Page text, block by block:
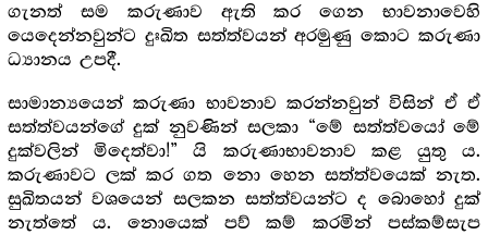
ගැනත් සම කරුණාව ඇති කර ගෙන භාවනාවෙහි
යෙදෙන්නවුන්ට දුඃඛිත සත්ත්වයන් අරමුණු කොට කරුණා
ධ්‍යානය උපදී.
සාමාන්‍යයෙන් කරුණා භාවනාව කරන්නවුන් විසින් ඒ ඒ
සත්ත්වයන්ගේ දුක් නුවණින් සලකා “මේ සත්ත්වයෝ මේ
දුක්වලින් මිදෙත්වා!” යි කරුණාභාවනාව කළ යුතු ය.
කරුණාවට ලක් කර ගත නො හෙන සත්ත්වයෙක් නැත.
සුඛිතයන් වශයෙන් සලකන සත්ත්වයන්ට ද බොහෝ දුක්
නැත්තේ ය. නොයෙක් පව් කම් කරමින් පස්කම්සැප